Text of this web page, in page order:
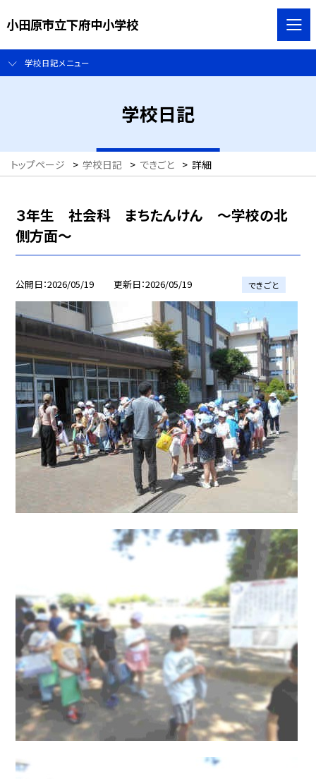
小田原市立下府中小学校
学校日記メニュー
学校日記
トップページ > 学校日記 > できごと > 詳細
３年生 社会科 まちたんけん ～学校の北
側方面～
公開日 2026/05/19 更新日 2026/05/19 できごと